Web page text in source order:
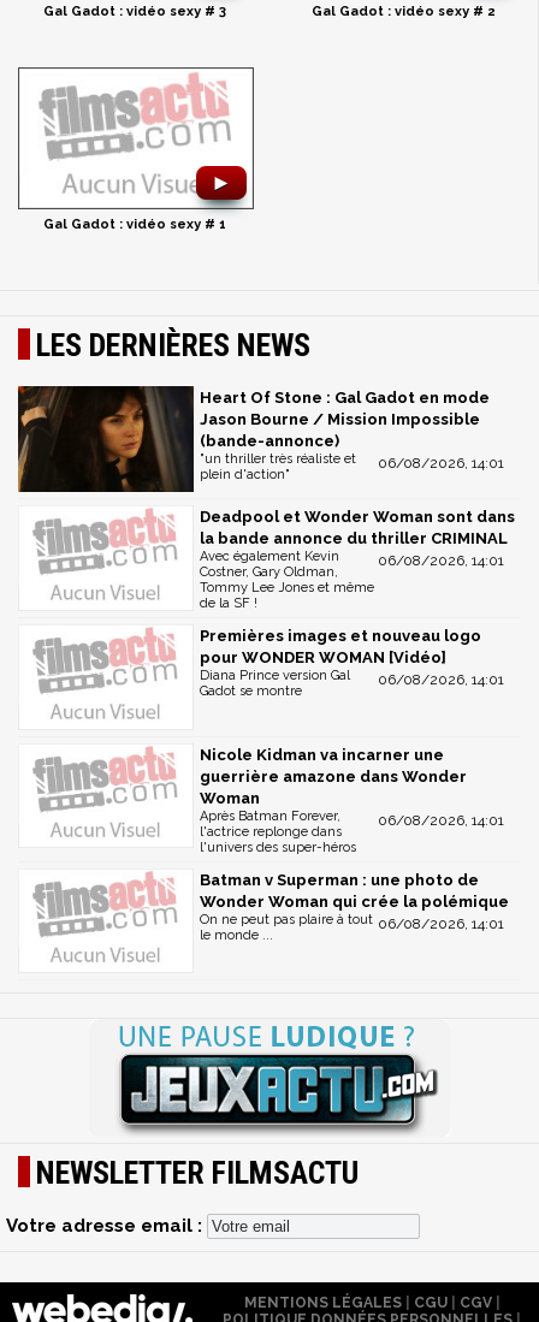
Gal Gadot : vidéo sexy # 3 Gal Gadot : vidéo sexy # 2
►
Gal Gadot : vidéo sexy # 1
LES DERNIÈRES NEWS
Heart Of Stone : Gal Gadot en mode
Jason Bourne / Mission Impossible
(bande-annonce)
06/08/2026, 14:01
"un thriller très réaliste et
plein d'action"
Deadpool et Wonder Woman sont dans
la bande annonce du thriller CRIMINAL
06/08/2026, 14:01
Avec également Kevin
Costner, Gary Oldman,
Tommy Lee Jones et même
de la SF !
Premières images et nouveau logo
pour WONDER WOMAN [Vidéo]
06/08/2026, 14:01
Diana Prince version Gal
Gadot se montre
Nicole Kidman va incarner une
guerrière amazone dans Wonder
Woman
06/08/2026, 14:01
Après Batman Forever,
l'actrice replonge dans
l'univers des super-héros
Batman v Superman : une photo de
Wonder Woman qui crée la polémique
06/08/2026, 14:01
On ne peut pas plaire à tout
le monde ...
NEWSLETTER FILMSACTU
Votre adresse email :
MENTIONS LÉGALES| CGU| CGV|